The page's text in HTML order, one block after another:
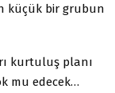
küçük bir grubun
kurtuluş planı
mu edecek…